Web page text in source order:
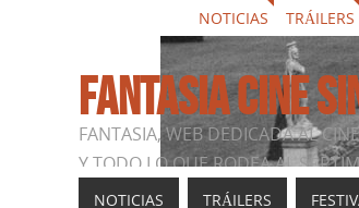
NOTICIAS TRÁILERS
FANTASIA CINE
FANTASIA, WEB DEDICADA AL
Y TODO LO QUE RODEA AL
NOTICIAS TRÁILERS